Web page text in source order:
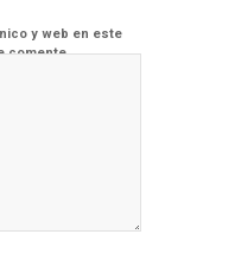
y web en este
comente.